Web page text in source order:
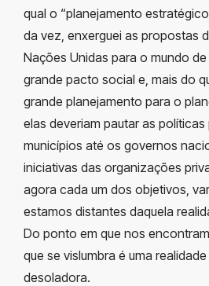
qual o “planejamento
da vez, enxerguei as propostas
Nações Unidas para o mundo
grande pacto social e, mais do
grande planejamento para o
elas deveriam pautar as
municípios até os governos
iniciativas das organizações
agora cada um dos objetivos,
estamos distantes daquela
Do ponto em que nos
que se vislumbra é uma
desoladora.